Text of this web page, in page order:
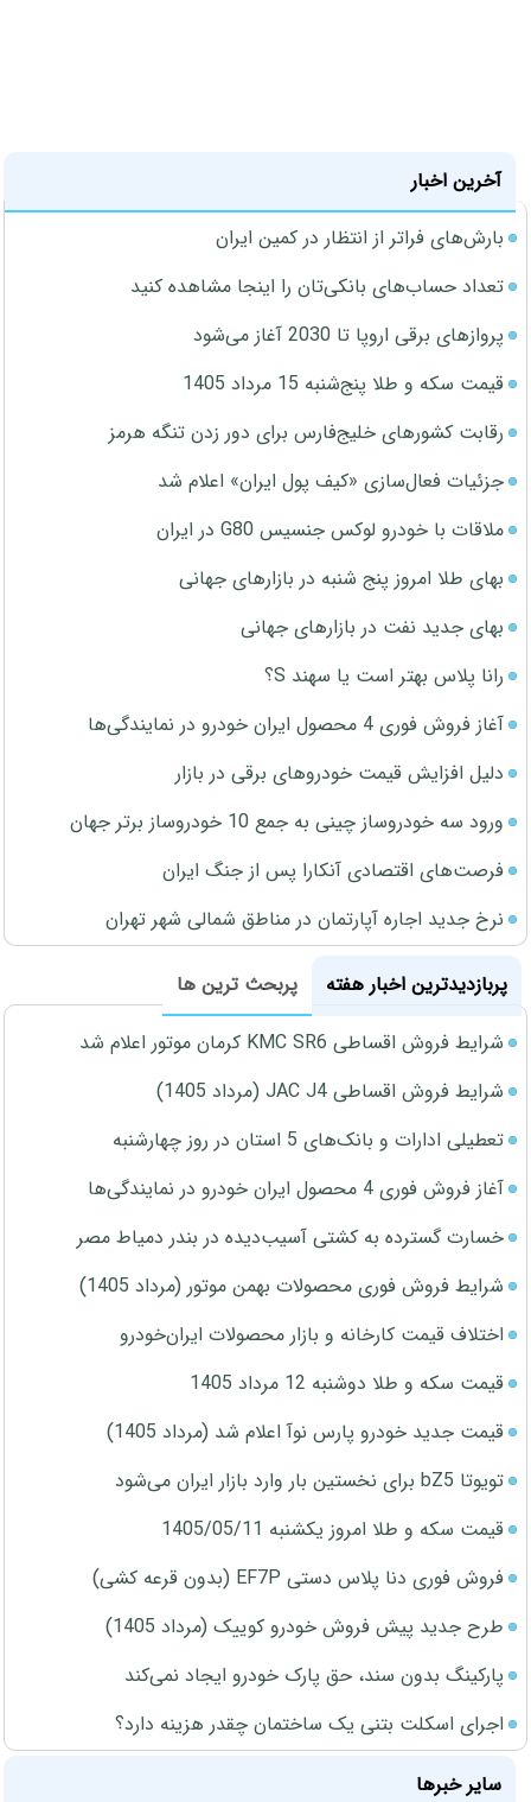
آخرین اخبار
بارش‌های فراتر از انتظار در کمین ایران
تعداد حساب‌های بانکی‌تان را اینجا مشاهده کنید
پروازهای برقی اروپا تا 2030 آغاز می‌شود
قیمت سکه و طلا پنج‌شنبه 15 مرداد 1405
رقابت کشورهای خلیج‌فارس برای دور زدن تنگه هرمز
جزئیات فعال‌سازی «کیف پول ایران» اعلام شد
ملاقات با خودرو لوکس جنسیس G80 در ایران
بهای طلا امروز پنج شنبه در بازارهای جهانی
بهای جدید نفت در بازارهای جهانی
رانا پلاس بهتر است یا سهند S؟
آغاز فروش فوری 4 محصول ایران خودرو در نمایندگی‌ها
دلیل افزایش قیمت خودروهای برقی در بازار
ورود سه خودروساز چینی به جمع 10 خودروساز برتر جهان
فرصت‌های اقتصادی آنکارا پس از جنگ ایران
نرخ جدید اجاره آپارتمان در مناطق شمالی شهر تهران
پربازدیدترین اخبار هفته
پربحث ترین ها
شرایط فروش اقساطی KMC SR6 کرمان موتور اعلام شد
شرایط فروش اقساطی JAC J4 (مرداد 1405)
تعطیلی ادارات و بانک‌های 5 استان در روز چهارشنبه
آغاز فروش فوری 4 محصول ایران خودرو در نمایندگی‌ها
خسارت گسترده به کشتی آسیب‌دیده در بندر دمیاط مصر
شرایط فروش فوری محصولات بهمن موتور (مرداد 1405)
اختلاف قیمت کارخانه و بازار محصولات ایران‌خودرو
قیمت سکه و طلا دوشنبه 12 مرداد 1405
قیمت جدید خودرو پارس نوآ اعلام شد (مرداد 1405)
تویوتا bZ5 برای نخستین بار وارد بازار ایران می‌شود
قیمت سکه و طلا امروز یکشنبه 1405/05/11
فروش فوری دنا پلاس دستی EF7P (بدون قرعه کشی)
طرح جدید پیش فروش خودرو کوییک (مرداد 1405)
پارکینگ بدون سند، حق پارک خودرو ایجاد نمی‌کند
اجرای اسکلت بتنی یک ساختمان چقدر هزینه دارد؟
سایر خبرها